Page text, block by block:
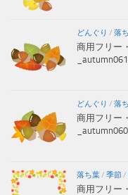
どんぐり / 落
商用フリー
_autumn061
どんぐり / 落
商用フリー
_autumn060
落ち葉/ 季節/
商用フリー